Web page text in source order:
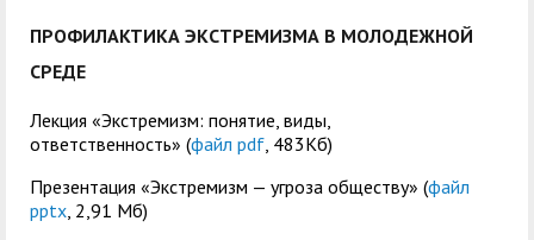
ПРОФИЛАКТИКА ЭКСТРЕМИЗМА В МОЛОДЕЖНОЙ
СРЕДЕ
Лекция «Экстремизм: понятие, виды,
ответственность» (файл pdf, 483Кб)
Презентация «Экстремизм — угроза обществу» (файл
pptx, 2,91 Мб)